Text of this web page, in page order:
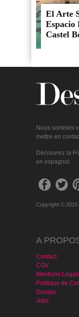
El Arte
Espacio
Castel
Nous sommes
mettre en
Découvrez la
en espagnol.
Copyright © 2015
A
Contact
CGV
Mentions
Politique de
Groupe
Jobs